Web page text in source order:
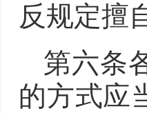
反规定擅
第六条
的方式应